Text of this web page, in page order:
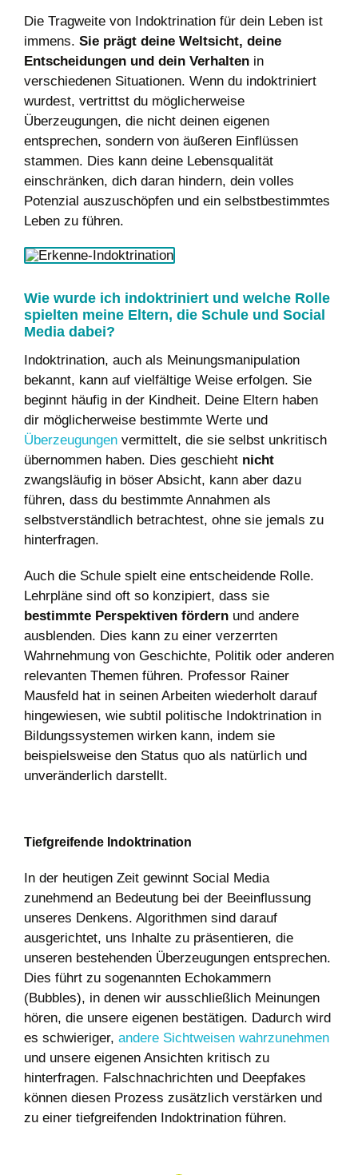
Die Tragweite von Indoktrination für dein Leben ist
immens. Sie prägt deine Weltsicht, deine
Entscheidungen und dein Verhaltenin
verschiedenen Situationen. Wenn du indoktriniert
wurdest, vertrittst du möglicherweise
Überzeugungen, die nicht deinen eigenen
entsprechen, sondern von äußeren Einflüssen
stammen. Dies kann deine Lebensqualität
einschränken, dich daran hindern, dein volles
Potenzial auszuschöpfen und ein selbstbestimmtes
Leben zu führen.
Wie wurde ich indoktriniert und welche Rolle
spielten meine Eltern, die Schule und Social
Media dabei?
Indoktrination, auch als Meinungsmanipulation
bekannt, kann auf vielfältige Weise erfolgen. Sie
beginnt häufig in der Kindheit. Deine Eltern haben
dir möglicherweise bestimmte Werte und
Überzeugungenvermittelt, die sie selbst unkritisch
übernommen haben. Dies geschieht nicht
zwangsläufig in böser Absicht, kann aber dazu
führen, dass du bestimmte Annahmen als
selbstverständlich betrachtest, ohne sie jemals zu
hinterfragen.
Auch die Schule spielt eine entscheidende Rolle.
Lehrpläne sind oft so konzipiert, dass sie
bestimmte Perspektiven fördernund andere
ausblenden. Dies kann zu einer verzerrten
Wahrnehmung von Geschichte, Politik oder anderen
relevanten Themen führen. Professor Rainer
Mausfeld hat in seinen Arbeiten wiederholt darauf
hingewiesen, wie subtil politische Indoktrination in
Bildungssystemen wirken kann, indem sie
beispielsweise den Status quo als natürlich und
unveränderlich darstellt.
Tiefgreifende Indoktrination
In der heutigen Zeit gewinnt Social Media
zunehmend an Bedeutung bei der Beeinflussung
unseres Denkens. Algorithmen sind darauf
ausgerichtet, uns Inhalte zu präsentieren, die
unseren bestehenden Überzeugungen entsprechen.
Dies führt zu sogenannten Echokammern
(Bubbles), in denen wir ausschließlich Meinungen
hören, die unsere eigenen bestätigen. Dadurch wird
es schwieriger, andere Sichtweisen wahrzunehmen
und unsere eigenen Ansichten kritisch zu
hinterfragen. Falschnachrichten und Deepfakes
können diesen Prozess zusätzlich verstärken und
zu einer tiefgreifendenIndoktrination führen.